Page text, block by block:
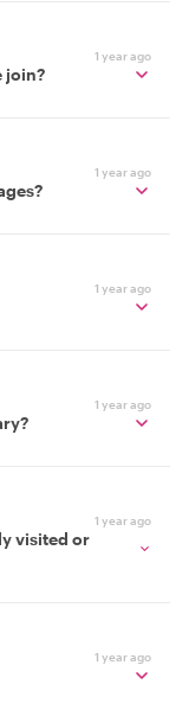
1 year ago
join?
1 year ago
1 year ago
1 year ago
1 year ago
visited or
1 year ago